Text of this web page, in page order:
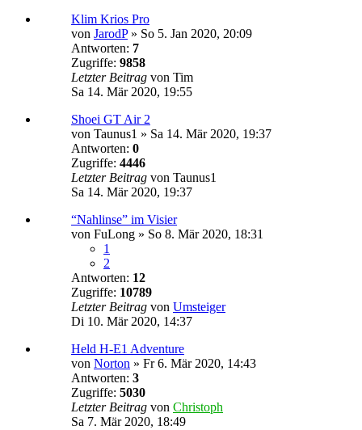
Klim Krios Pro
von JarodP» So 5. Jan 2020, 20:09
Antworten: 7
Zugriffe: 9858
Letzter Beitrag von Tim
Sa 14. Mär 2020, 19:55
Shoei GT Air 2
von Taunus1 » Sa 14. Mär 2020, 19:37
Antworten: 0
Zugriffe: 4446
Letzter Beitrag von Taunus1
Sa 14. Mär 2020, 19:37
“Nahlinse” im Visier
von FuLong » So 8. Mär 2020, 18:31
1
2
Antworten: 12
Zugriffe: 10789
Letzter Beitrag von Umsteiger
Di 10. Mär 2020, 14:37
Held H-E1 Adventure
von Norton » Fr 6. Mär 2020, 14:43
Antworten: 3
Zugriffe: 5030
Letzter Beitrag von Christoph
Sa 7. Mär 2020, 18:49